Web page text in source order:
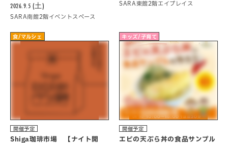
2026.9.5 (土)
SARA南館2階イベントスペース
SARA東館2階エイプレイス
食/マルシェ
開催予定
Shiga珈琲市場 【ナイト開
キッズ/子育て
開催予定
エビの天ぷら丼の食品サンプル